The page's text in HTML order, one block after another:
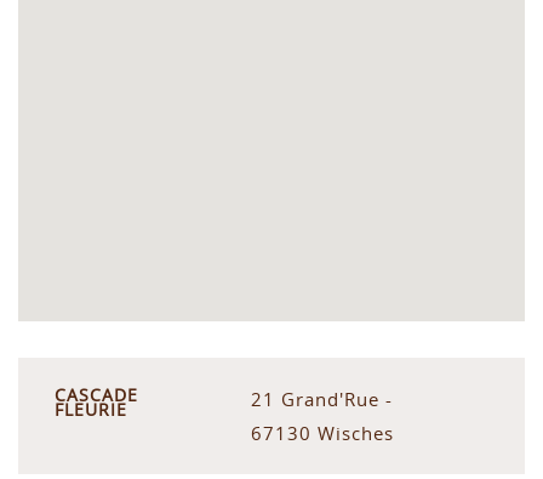
CASCADE
FLEURIE
21 Grand'Rue -
67130 Wisches